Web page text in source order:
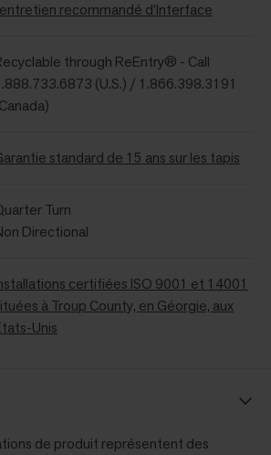
recommandé d'Interface
through ReEntry® - Call
(U.S.) / 1.866.398.3191
standard de 15 ans sur les tapis
Turn
Directional
certifiées ISO 9001 et 14001
à Troup County, en Géorgie, aux
Unis
de produit représentent des